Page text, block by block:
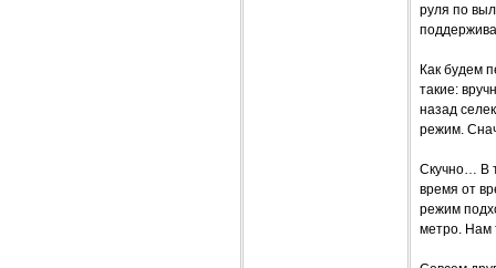
руля по
Как будем
такие:
назад
режим.
Скучно… В
время от
режим
метро. Нам